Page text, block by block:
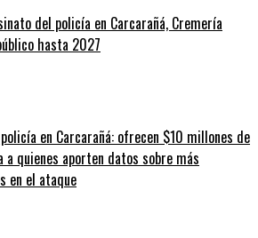
del policía en Carcarañá, Cremería
hasta 2027
en Carcarañá: ofrecen $10 millones de
a quienes aporten datos sobre más
en el ataque